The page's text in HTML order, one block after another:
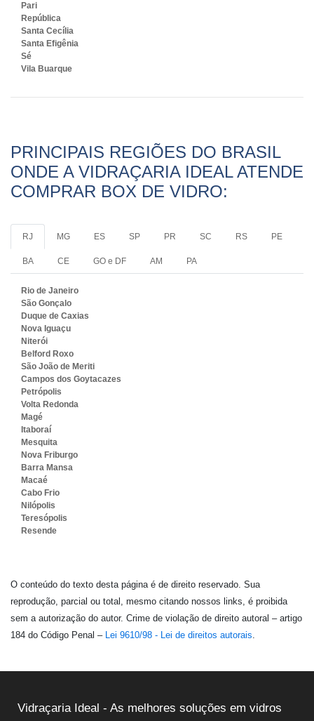
Pari
República
Santa Cecília
Santa Efigênia
Sé
Vila Buarque
PRINCIPAIS REGIÕES DO BRASIL
ONDE A VIDRAÇARIA IDEAL ATENDE
COMPRAR BOX DE VIDRO:
RJ MG ES SP PR SC RS PE
BA CE GO e DF AM PA
Rio de Janeiro
São Gonçalo
Duque de Caxias
Nova Iguaçu
Niterói
Belford Roxo
São João de Meriti
Campos dos Goytacazes
Petrópolis
Volta Redonda
Magé
Itaboraí
Mesquita
Nova Friburgo
Barra Mansa
Macaé
Cabo Frio
Nilópolis
Teresópolis
Resende
O conteúdo do texto desta página é de direito reservado. Sua
reprodução, parcial ou total, mesmo citando nossos links, é proibida
sem a autorização do autor. Crime de violação de direito autoral – artigo
184 do Código Penal – Lei 9610/98 - Lei de direitos autorais.
Vidraçaria Ideal - As melhores soluções em vidros